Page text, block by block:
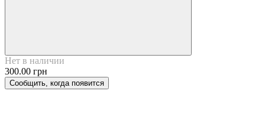
Нет в наличии
300.00 грн
Сообщить, когда появится